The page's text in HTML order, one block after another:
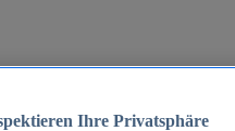
Ihre Privatsphäre